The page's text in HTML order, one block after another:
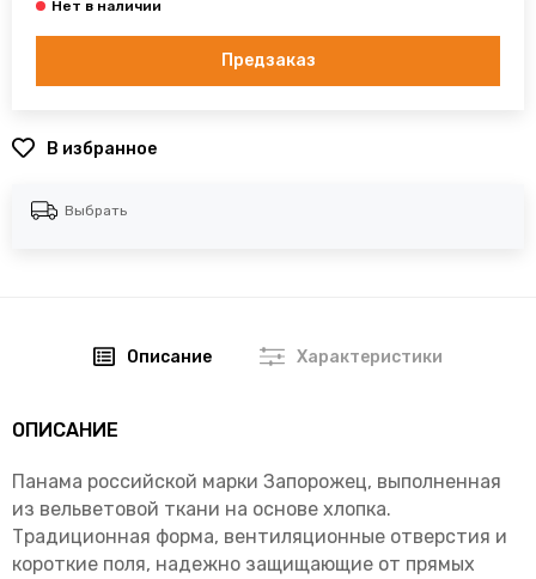
Предзаказ
В избранное
Выбрать
Описание Характеристики
ОПИСАНИЕ
Панама российской марки Запорожец, выполненная
из вельветовой ткани на основе хлопка.
Традиционная форма, вентиляционные отверстия и
короткие поля, надежно защищающие от прямых